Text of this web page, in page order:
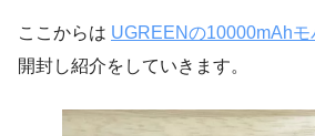
ここからは UGREENの10000mAh
開封し紹介をしていきます。